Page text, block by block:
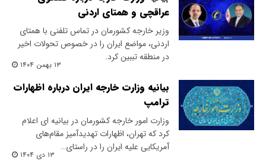
عراقچی و همتای اردنی
وزیر خارجه کشورمان در تماس تلفنی با همتای
اردنی، مواضع ایران را در خصوص تحولات اخیر
در منطقه تببین کرد.
۱۳ بهمن ۱۴۰۴
بیانیه وزارت خارجه ایران درباره اظهارات
ترامپ
وزارت امور خارجه کشورمان در بیانیه ای اعلام
کرد که تهران، اظهارات تهدیدآمیز مقام‌های
آمریکایی علیه ایران را در راستای…
۱۳ دی ۱۴۰۴